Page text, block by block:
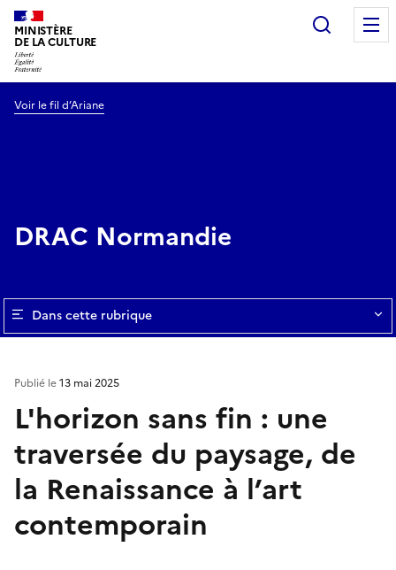
MINISTÈRE
DE LA CULTURE
Voir le fil d’Ariane
DRAC Normandie
Dans cette rubrique
L'horizon sans fin : une
traversée du paysage, de
la Renaissance à l’art
contemporain
Publié le13 mai 2025